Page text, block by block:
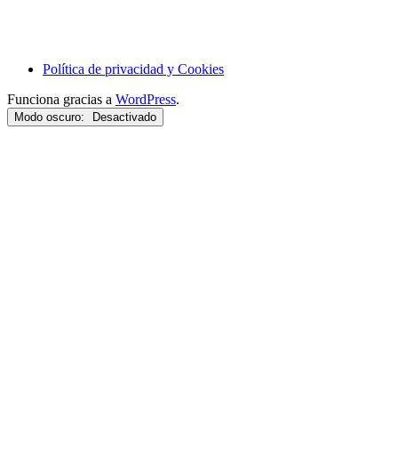
Política de privacidad y Cookies
Funciona gracias a WordPress.
Modo oscuro: